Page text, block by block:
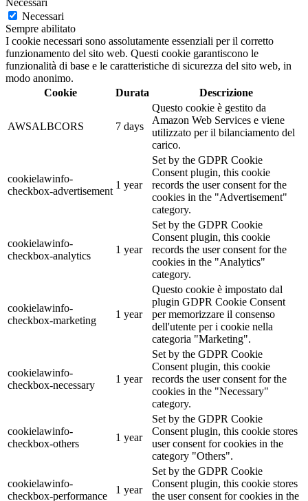
Necessari
Sempre abilitato
I cookie necessari sono assolutamente essenziali per il corretto
funzionamento del sito web. Questi cookie garantiscono le
funzionalità di base e le caratteristiche di sicurezza del sito web, in
modo anonimo.
Cookie
Durata Descrizione
AWSALBCORS 7 days
Questo cookie è gestito da
Amazon Web Services e viene
utilizzato per il bilanciamento del
carico.
cookielawinfo-
checkbox-advertisement
1 year
Set by the GDPR Cookie
Consent plugin, this cookie
records the user consent for the
cookies in the "Advertisement"
category.
cookielawinfo-
checkbox-analytics
1 year
Set by the GDPR Cookie
Consent plugin, this cookie
records the user consent for the
cookies in the "Analytics"
category.
cookielawinfo-
checkbox-marketing
1 year
Questo cookie è impostato dal
plugin GDPR Cookie Consent
per memorizzare il consenso
dell'utente per i cookie nella
categoria "Marketing".
cookielawinfo-
checkbox-necessary
1 year
Set by the GDPR Cookie
Consent plugin, this cookie
records the user consent for the
cookies in the "Necessary"
category.
cookielawinfo-
checkbox-others
1 year
Set by the GDPR Cookie
Consent plugin, this cookie stores
user consent for cookies in the
category "Others".
cookielawinfo-
checkbox-performance
1 year
Set by the GDPR Cookie
Consent plugin, this cookie stores
the user consent for cookies in the